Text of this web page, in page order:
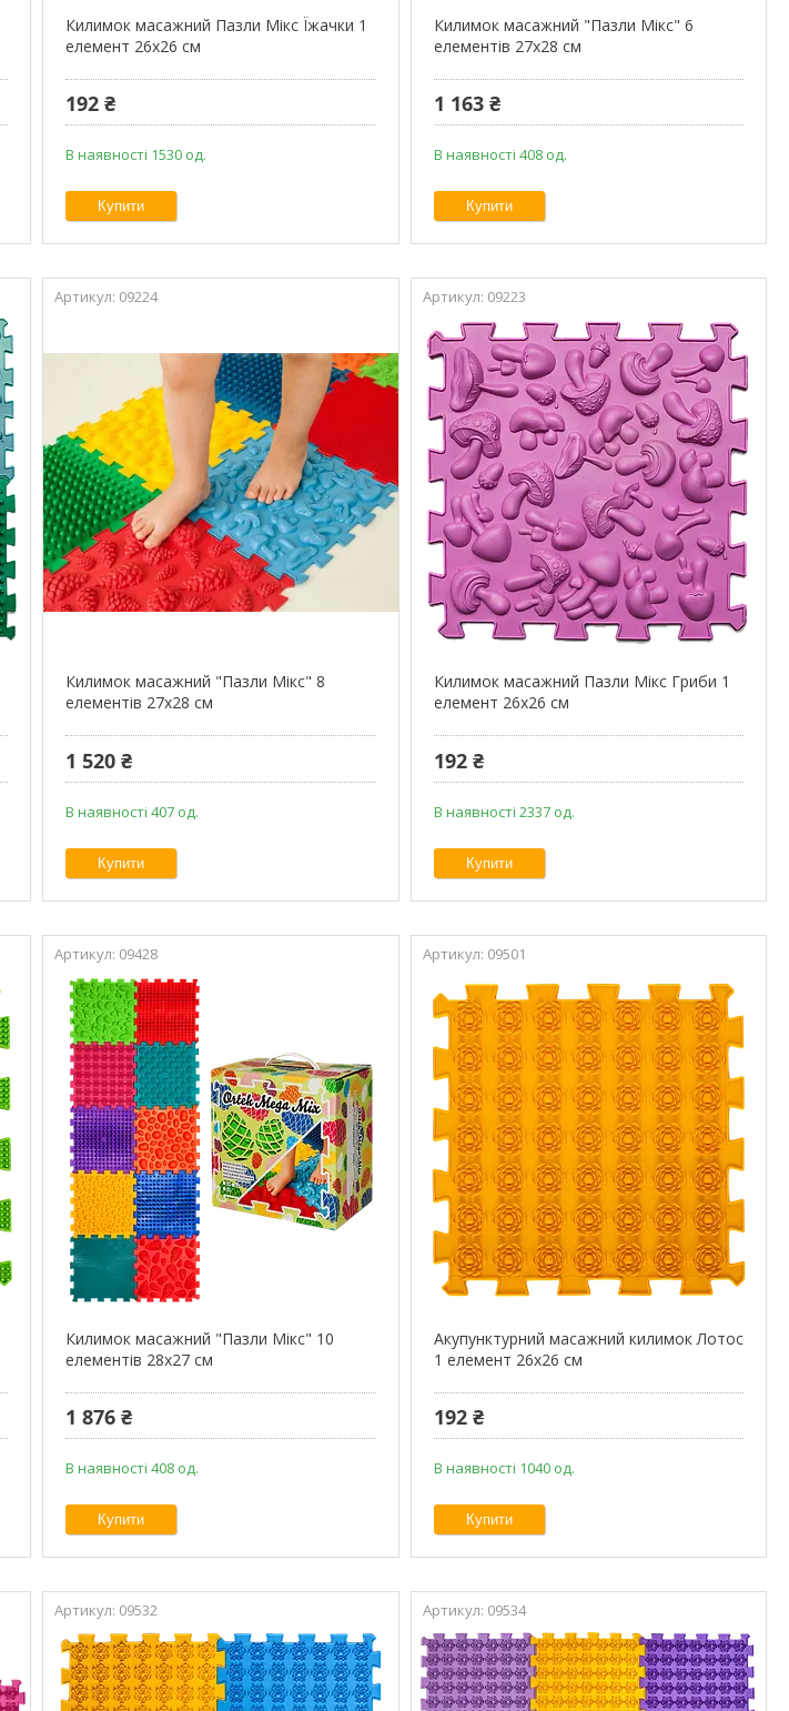
Килимок масажний Пазли Мікс Їжачки 1
елемент 26x26 см
192 ₴
В наявності 1530 од.
Купити
Килимок масажний "Пазли Мікс" 6
елементів 27x28 см
1 163 ₴
В наявності 408 од.
Купити
09224
Килимок масажний "Пазли Мікс" 8
елементів 27x28 см
1 520 ₴
В наявності 407 од.
Купити
09223
Килимок масажний Пазли Мікс Гриби 1
елемент 26x26 см
192 ₴
В наявності 2337 од.
Купити
09428
Килимок масажний "Пазли Мікс" 10
елементів 28x27 см
1 876 ₴
В наявності 408 од.
Купити
09501
Акупунктурний масажний килимок Лотос
1 елемент 26x26 см
192 ₴
В наявності 1040 од.
Купити
09532 09534